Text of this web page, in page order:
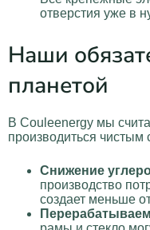
отверстия уже в
Наши
планетой
В Couleenergy мы
производиться чистым
Снижение
производство
создает меньше